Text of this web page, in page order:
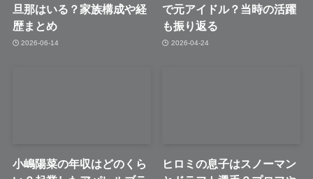
旦那はいる？家族構成や経
歴まとめ
2026-06-14
で元アイドル？当時の活躍
も振り返る
2026-04-24
小嶋陽菜の年収はどのくら
ヒロミの息子はスノーマン